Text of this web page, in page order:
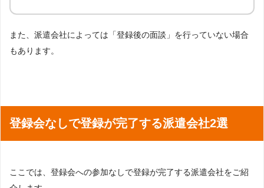
また、派遣会社によっては「登録後の面談」を行っていない場合
もあります。
登録会なしで登録が完了する派遣会社2選
ここでは、登録会への参加なしで登録が完了する派遣会社をご紹